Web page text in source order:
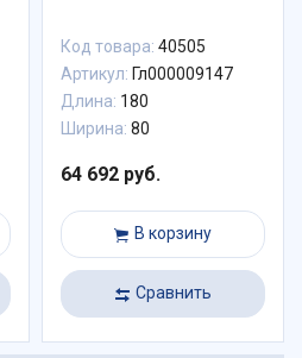
Код товара: 40505
Артикул: Гл000009147
Длина: 180
Ширина: 80
64 692 руб.
В корзину
Сравнить